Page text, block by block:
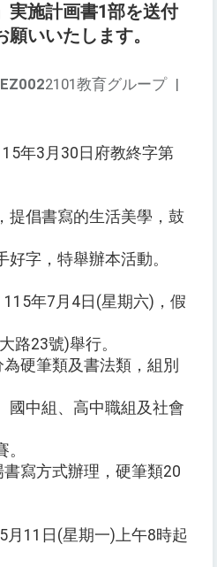
実施計画書1部を送付
いいたします。
2101教育グループ |
年3月30日府教終字第
提倡書寫的生活美學，鼓
字，特舉辦本活動。
年7月4日(星期六)，假
路23號)舉行。
硬筆類及書法類，組別
國中組、高中職組及社會
寫方式辦理，硬筆類20
月11日(星期一)上午8時起